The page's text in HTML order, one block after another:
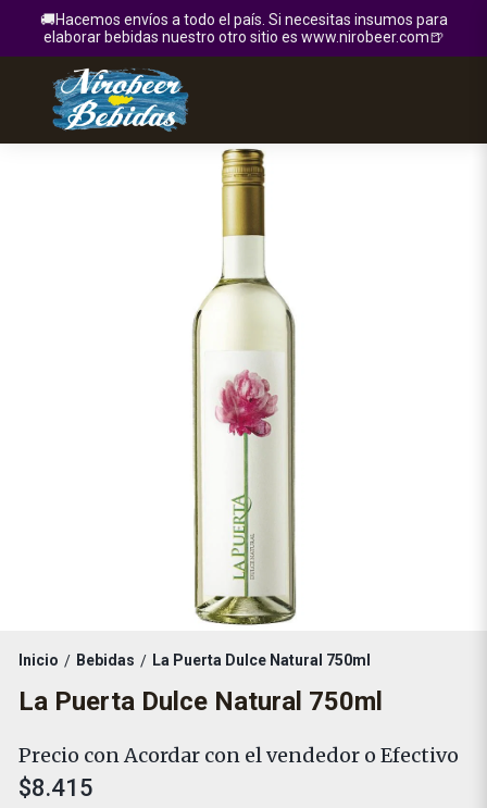
🚚Hacemos envíos a todo el país. Si necesitas insumos para
elaborar bebidas nuestro otro sitio es www.nirobeer.com🍺
Inicio / Bebidas / La Puerta Dulce Natural 750ml
La Puerta Dulce Natural 750ml
Precio con Acordar con el vendedor o Efectivo
$8.415